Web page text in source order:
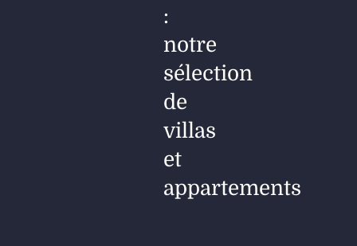
:
notre
sélection
de
villas
et
appartements